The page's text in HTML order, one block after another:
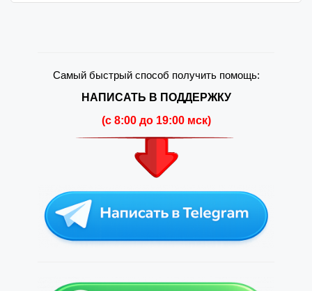
Самый быстрый способ получить помощь:
НАПИСАТЬ В ПОДДЕРЖКУ
(c 8:00 до 19:00 мск)